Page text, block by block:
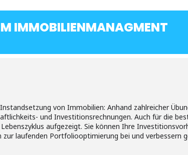
IMMOBILIENMANAGMENT
von Immobilien: Anhand zahlreicher
und Investitionsrechnungen. Auch für die
aufgezeigt. Sie können Ihre
laufenden Portfoliooptimierung bei und verbessern